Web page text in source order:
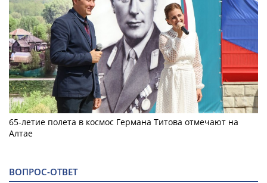
65-летие полета в космос Германа Титова отмечают на
Алтае
ВОПРОС-ОТВЕТ